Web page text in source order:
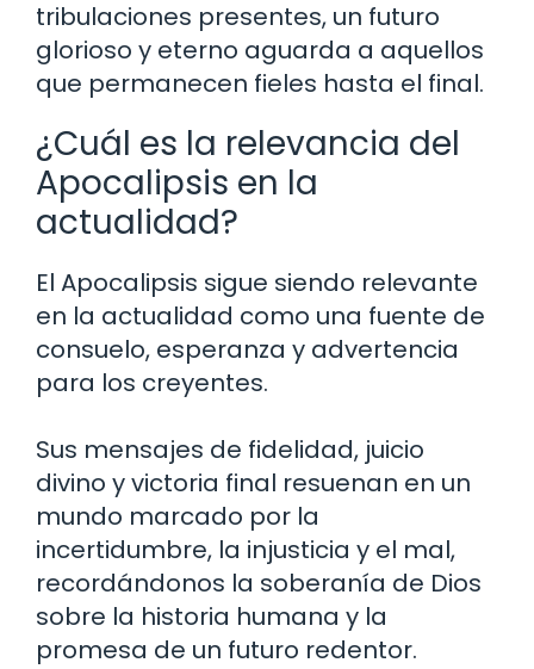
tribulaciones presentes, un futuro
glorioso y eterno aguarda a aquellos
que permanecen fieles hasta el final.
¿Cuál es la relevancia del
Apocalipsis en la
actualidad?
El Apocalipsis sigue siendo relevante
en la actualidad como una fuente de
consuelo, esperanza y advertencia
para los creyentes.
Sus mensajes de fidelidad, juicio
divino y victoria final resuenan en un
mundo marcado por la
incertidumbre, la injusticia y el mal,
recordándonos la soberanía de Dios
sobre la historia humana y la
promesa de un futuro redentor.